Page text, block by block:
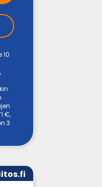
10
€,
3